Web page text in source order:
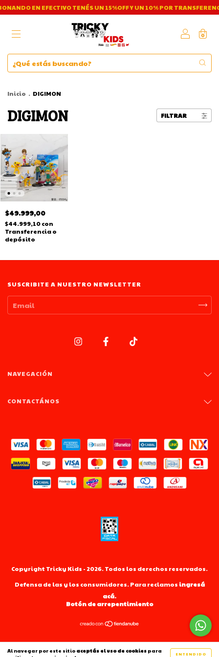
EN EFECTIVO TENÉS UN 15%OFF Y UN 10% POR
0
Al navegar por este sitio aceptás el uso de cookies para
ENTENDIDO
Inicio . DIGIMON
DIGIMON FILTRAR
$49.999,00
$44.999,10con
Transferencia o
depósito
SUSCRIBITE A NUESTRO NEWSLETTER
NAVEGACIÓN
CONTACTÁNOS
Copyright Tricky Kids - 2026. Todos los derechos reservados.
Defensa de las y los consumidores. Para reclamos ingresá
acá.
Botón de arrepentimiento